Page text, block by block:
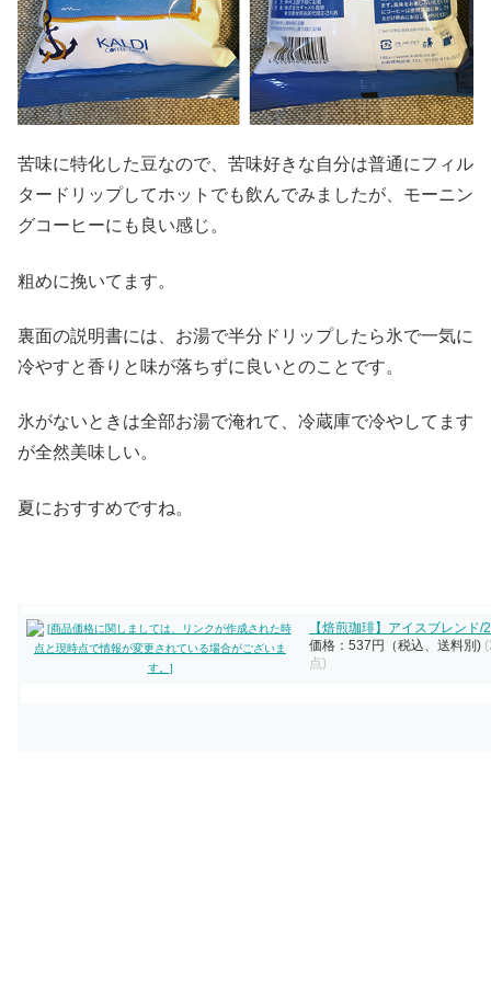
苦味に特化した豆なので、苦味好きな自分は普通にフィル
タードリップしてホットでも飲んでみましたが、モーニン
グコーヒーにも良い感じ。
粗めに挽いてます。
裏面の説明書には、お湯で半分ドリップしたら氷で一気に
冷やすと香りと味が落ちずに良いとのことです。
氷がないときは全部お湯で淹れて、冷蔵庫で冷やしてます
が全然美味しい。
夏におすすめですね。
【焙煎珈琲】アイスブレンド/
価格：537円（税込、送料別)
点)